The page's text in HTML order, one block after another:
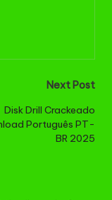
Next Post
Disk Drill Crackeado
Português PT-
BR 2025